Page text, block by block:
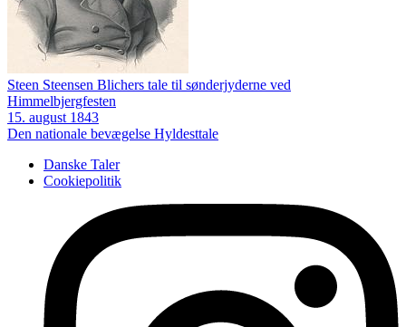
Steen Steensen Blichers tale til sønderjyderne ved
Himmelbjergfesten
15. august 1843
Den nationale bevægelse Hyldesttale
Danske Taler
Cookiepolitik